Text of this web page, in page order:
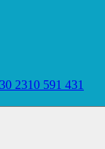
2310 591 431